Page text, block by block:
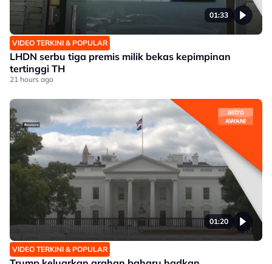
01:33
VIDEO TERKINI & POPULAR
LHDN serbu tiga premis milik bekas kepimpinan
tertinggi TH
21 hours ago
01:20
VIDEO TERKINI & POPULAR